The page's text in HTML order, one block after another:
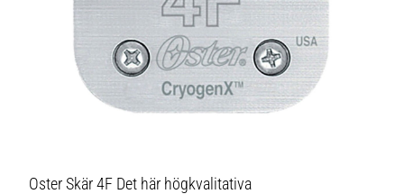
Oster Skär 4F Det här högkvalitativa